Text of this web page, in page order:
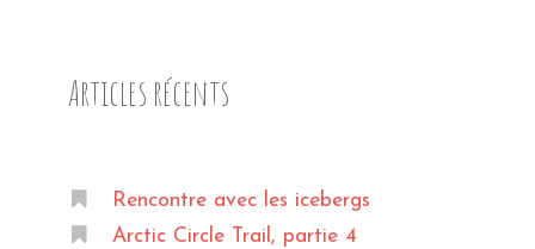
Articles récents
Rencontre avec les icebergs
Arctic Circle Trail, partie 4